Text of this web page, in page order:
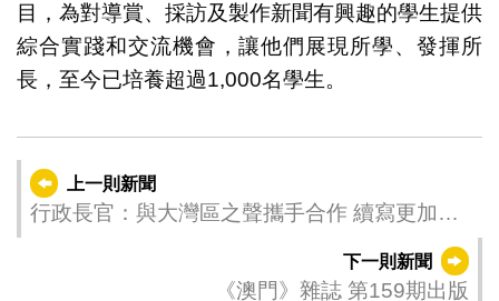
目，為對導賞、採訪及製作新聞有興趣的學生提供
綜合實踐和交流機會，讓他們展現所學、發揮所
長，至今已培養超過1,000名學生。
上一則新聞
行政長官：與大灣區之聲攜手合作 續寫更加精
下一則新聞
《澳門》雜誌 第159期出版